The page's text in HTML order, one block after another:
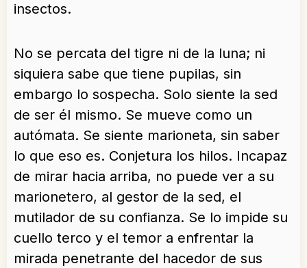
insectos.
No se percata del tigre ni de la luna; ni
siquiera sabe que tiene pupilas, sin
embargo lo sospecha. Solo siente la sed
de ser él mismo. Se mueve como un
autómata. Se siente marioneta, sin saber
lo que eso es. Conjetura los hilos. Incapaz
de mirar hacia arriba, no puede ver a su
marionetero, al gestor de la sed, el
mutilador de su confianza. Se lo impide su
cuello terco y el temor a enfrentar la
mirada penetrante del hacedor de sus